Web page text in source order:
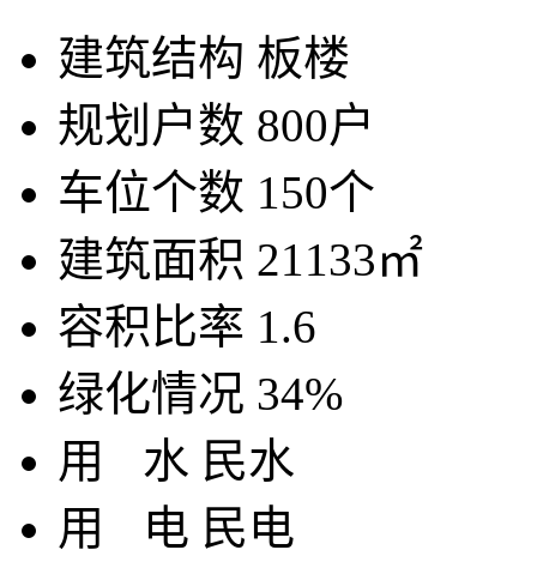
建筑结构 板楼
规划户数 800户
车位个数 150个
建筑面积 21133㎡
容积比率 1.6
绿化情况 34%
用 水 民水
用
电 民电